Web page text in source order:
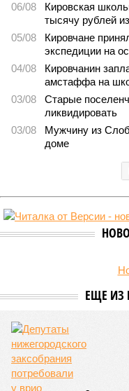
06/08
Кировская
тысячу рублей
05/08
Кировчане
экспедиции на
04/08
Кировчанин
амстаффа на
03/08
Старые
ликвидировать
03/08
Мужчину из
доме
ЕЩЕ ИЗ